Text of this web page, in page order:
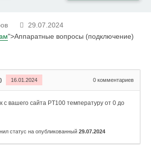
29.07.2024
">Аппаратные вопросы (подключение)
16.01.2024 0 комментариев
с вашего сайта PT100 температуру от 0 до
статус на опубликованный 29.07.2024